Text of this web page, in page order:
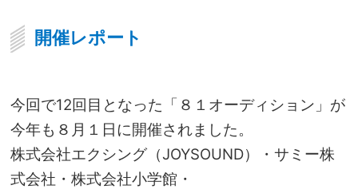
開催レポート
今回で12回目となった「８１オーディション」が
今年も８月１日に開催されました。
株式会社エクシング（JOYSOUND）・サミー株
式会社・株式会社小学館・